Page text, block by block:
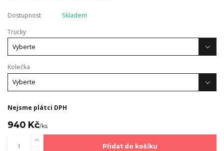
Dostupnost
Skladem
Trucky
Kolečka
Nejsme plátci DPH
940 Kč/ks
Přidat do košíku